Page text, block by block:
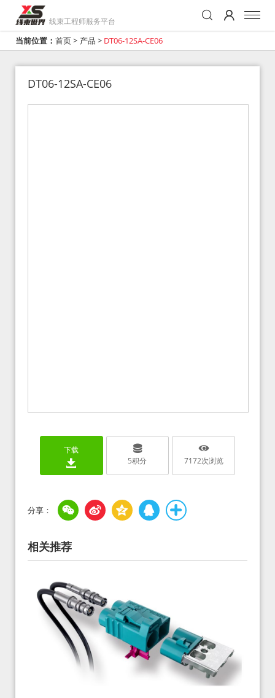
线束工程师服务平台
当前位置： 首页> 产品 > DT06-12SA-CE06
DT06-12SA-CE06
下载
5积分 7172次浏览
相关推荐